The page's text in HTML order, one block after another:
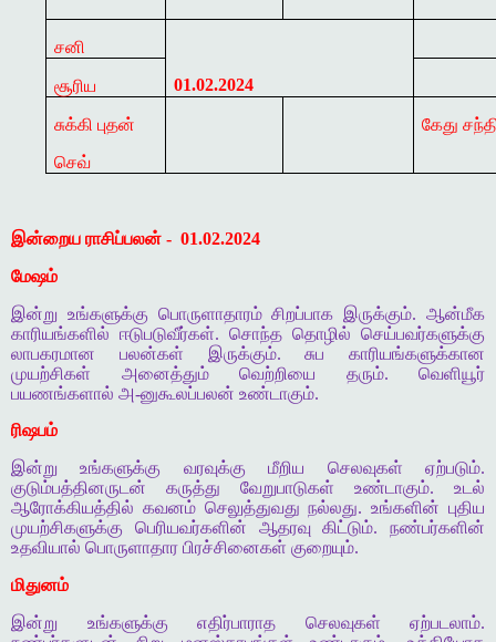
சனி
01.02.2024
சூரிய
சுக்கி புதன்
செவ்
கேது
இன்றைய ராசிப்பலன் - 01.02.2024
மேஷம்
இன்று உங்களுக்கு பொருளாதாரம் சிறப்பாக இருக்கும். ஆன்மீக
காரியங்களில் ஈடுபடுவீர்கள். சொந்த தொழில் செய்பவர்களுக்கு
லாபகரமான பலன்கள் இருக்கும். சுப காரியங்களுக்கான
முயற்சிகள் அனைத்தும் வெற்றியை தரும். வெளியூர்
பயணங்களால் அ-னுகூலப்பலன் உண்டாகும்.
ரிஷபம்
இன்று உங்களுக்கு வரவுக்கு மீறிய செலவுகள் ஏற்படும்.
குடும்பத்தினருடன் கருத்து வேறுபாடுகள் உண்டாகும். உடல்
ஆரோக்கியத்தில் கவனம் செலுத்துவது நல்லது. உங்களின் புதிய
முயற்சிகளுக்கு பெரியவர்களின் ஆதரவு கிட்டும். நண்பர்களின்
உதவியால் பொருளாதார பிரச்சினைகள் குறையும்.
மிதுனம்
இன்று உங்களுக்கு எதிர்பாராத செலவுகள் ஏற்படலாம்.